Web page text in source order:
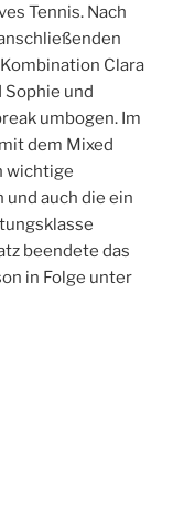
Tennis. Nach
Clara
Sophie und
umbogen. Im
dem Mixed
wichtige
auch die ein
beendete das
in Folge unter